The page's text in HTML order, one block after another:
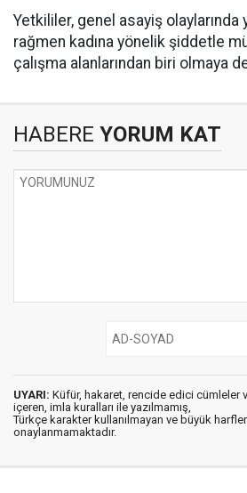
Yetkililer, genel asayiş olaylarında
rağmen kadına yönelik şiddetle
çalışma alanlarından biri olmaya
HABERE YORUM KAT
UYARI: Küfür, hakaret, rencide edici cümleler
içeren, imla kuralları ile yazılmamış,
Türkçe karakter kullanılmayan ve büyük
onaylanmamaktadır.